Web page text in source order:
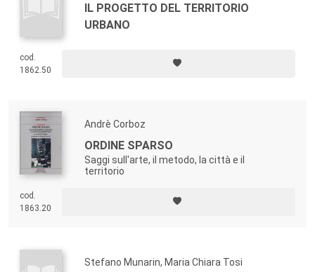
IL PROGETTO DEL TERRITORIO
URBANO
cod.
1862.50
Andrè Corboz
ORDINE SPARSO
Saggi sull'arte, il metodo, la città e il
territorio
cod.
1863.20
Stefano Munarin, Maria Chiara Tosi